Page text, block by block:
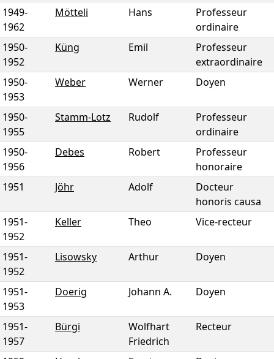
1949-
1962
Mötteli Hans
Professeur
ordinaire
1950-
1952
Küng Emil
Professeur
extraordinaire
1950-
1953
Weber Werner Doyen
1950-
1955
Stamm-Lotz Rudolf
Professeur
ordinaire
1950-
1956
Debes Robert
Professeur
honoraire
1951
Jöhr Adolf
Docteur
honoris causa
1951-
1952
Keller Theo Vice-recteur
1951-
1952
Lisowsky Arthur Doyen
1951-
1953
Doerig Johann A. Doyen
1951-
1957
Bürgi
Wolfhart
Friedrich
Recteur